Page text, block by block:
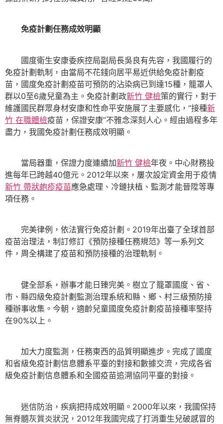
免疫計劃任務成效明顯
國度衛生安康委疾控局副局長吳良有先容，我國履行的
免疫計劃軌制，由當局不花錢向居平易近供給免疫計劃疫
苗，國度免疫計劃疫苗可預防的沾染病已到達15種，籠罩人
群以0至6歲兒童為主。免疫計劃政新竹 健檢策的實行，對于
維護國民群眾身材安康和性命平安施展了主要感化，“接種新
竹 在職體檢疫苗，保證安康”不雅念深刻人心。經由過程多年
盡力，我國免疫計劃任務成效明顯。
當局器重，保證力度連續加新竹 健檢年夜。中心財務投
進每年已跨越40億元。2012年以來，屢次設定資金用于疫情
新竹 帶狀皰疹疫苗應急處理、冷鏈扶植、監測才能晉陞等專
項任務。
完美律例，依法實行免疫計劃。2019年出臺了全球首部
疫苗治理法，制訂修訂《預防接種任務規范》等一系列文
件，周全構建了疫苗和預防接種的治理軌制。
健全部系，辦事才能日臻完美。樹立了籠罩國度、省、
市、縣四級免疫計劃監測治理系統和縣、鄉、村三級預防接
種辦事收集。今朝，適齡兒童國度免疫計劃疫苗接種率堅持
在90%以上。
加大力度監測，任務東西的品質明顯進步。完成了國度
和省級免疫計劃信息體系平臺的對接和數據交流，完成各省
級免疫計劃信息體系和全國疫苗追溯協同平臺的對接。
迷信防治，疾病把持成效明顯。2000年以來，我國保持
無脊髓灰質炎狀況，2012年我國完成了打消重生兒破感冒的